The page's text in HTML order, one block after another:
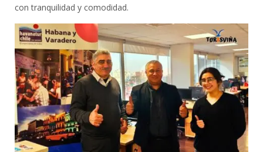
con tranquilidad y comodidad.